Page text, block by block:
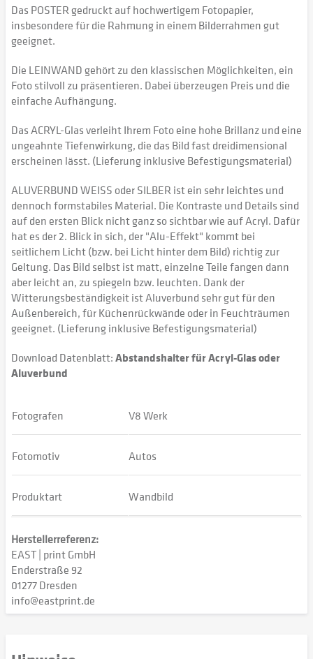
Das POSTER gedruckt auf hochwertigem Fotopapier,
insbesondere für die Rahmung in einem Bilderrahmen gut
geeignet.
Die LEINWAND gehört zu den klassischen Möglichkeiten, ein
Foto stilvoll zu präsentieren. Dabei überzeugen Preis und die
einfache Aufhängung.
Das ACRYL-Glas verleiht Ihrem Foto eine hohe Brillanz und eine
ungeahnte Tiefenwirkung, die das Bild fast dreidimensional
erscheinen lässt. (Lieferung inklusive Befestigungsmaterial)
ALUVERBUND WEISS oder SILBER ist ein sehr leichtes und
dennoch formstabiles Material. Die Kontraste und Details sind
auf den ersten Blick nicht ganz so sichtbar wie auf Acryl. Dafür
hat es der 2. Blick in sich, der "Alu-Effekt" kommt bei
seitlichem Licht (bzw. bei Licht hinter dem Bild) richtig zur
Geltung. Das Bild selbst ist matt, einzelne Teile fangen dann
aber leicht an, zu spiegeln bzw. leuchten. Dank der
Witterungsbeständigkeit ist Aluverbund sehr gut für den
Außenbereich, für Küchenrückwände oder in Feuchträumen
geeignet. (Lieferung inklusive Befestigungsmaterial)
Download Datenblatt:Abstandshalter für Acryl-Glas oder
Aluverbund
Fotografen V8 Werk
Fotomotiv Autos
Produktart Wandbild
Herstellerreferenz:
EAST | print GmbH
Enderstraße 92
01277 Dresden
info@eastprint.de